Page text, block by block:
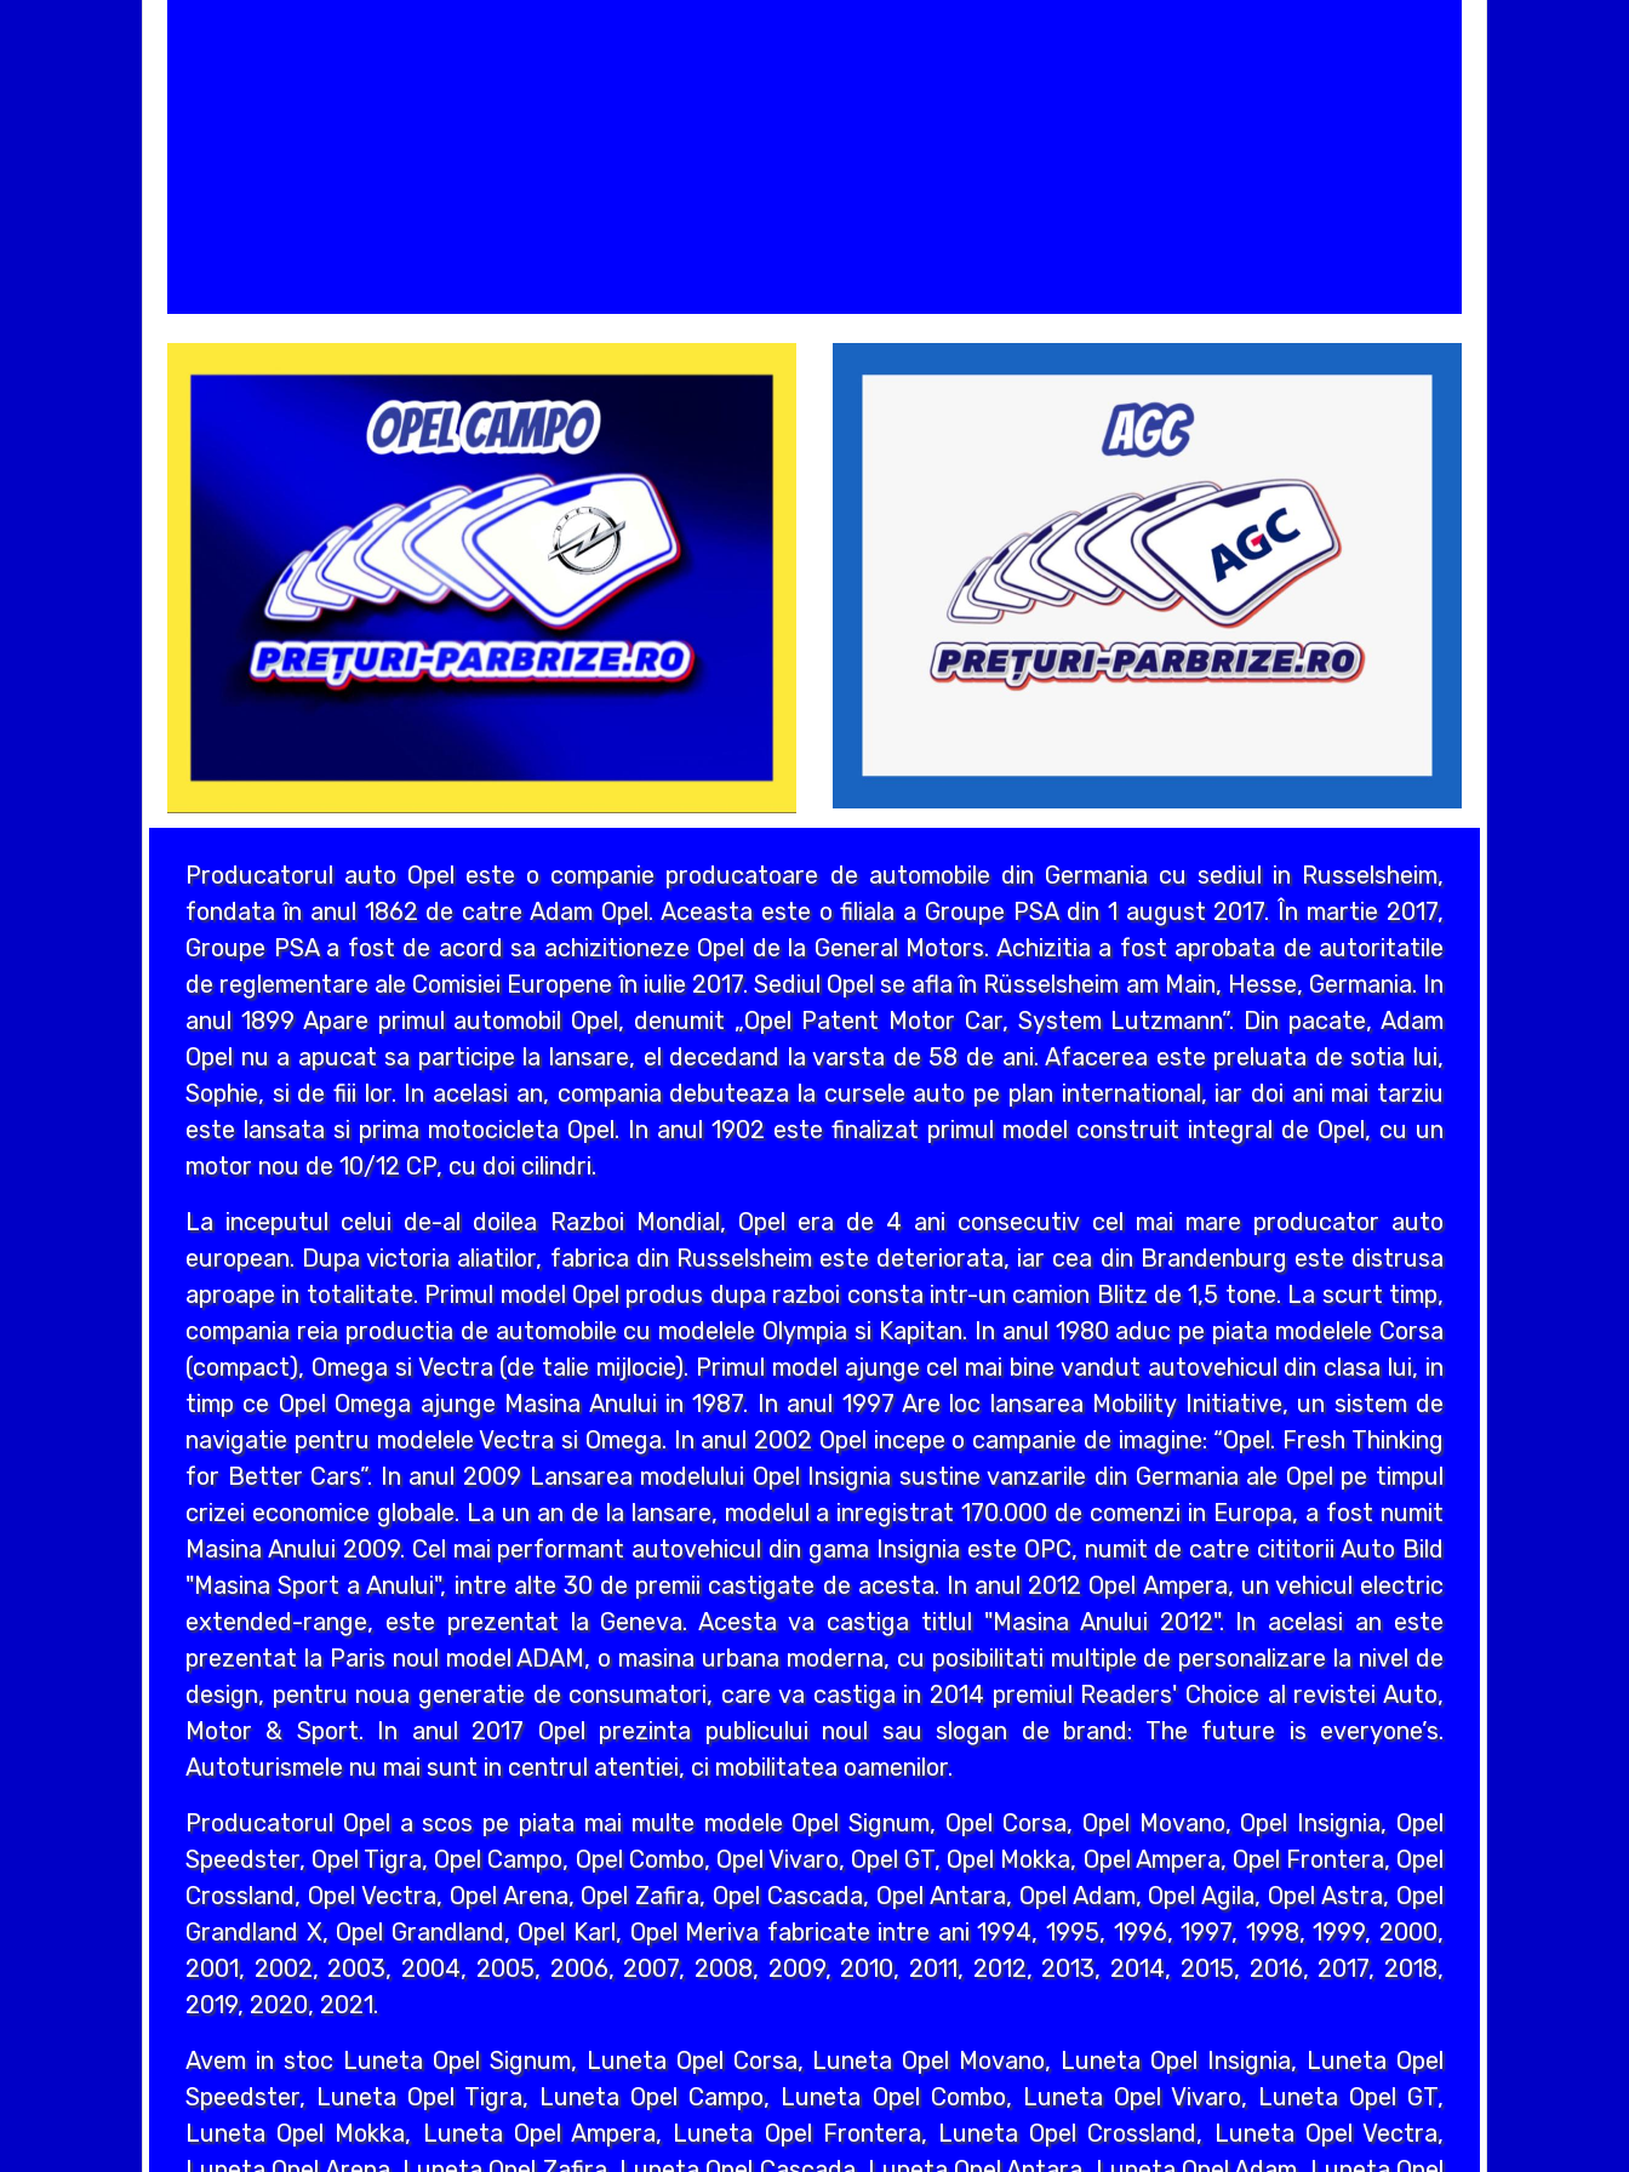
Producatorul auto Opel este o companie producatoare de automobile din Germania cu sediul in Russelsheim,
fondata în anul 1862 de catre Adam Opel. Aceasta este o filiala a Groupe PSA din 1 august 2017. În martie 2017,
Groupe PSA a fost de acord sa achizitioneze Opel de la General Motors. Achizitia a fost aprobata de autoritatile
de reglementare ale Comisiei Europene în iulie 2017. Sediul Opel se afla în Rüsselsheim am Main, Hesse, Germania. In
anul 1899 Apare primul automobil Opel, denumit „Opel Patent Motor Car, System Lutzmann”. Din pacate, Adam
Opel nu a apucat sa participe la lansare, el decedand la varsta de 58 de ani. Afacerea este preluata de sotia lui,
Sophie, si de fiii lor. In acelasi an, compania debuteaza la cursele auto pe plan international, iar doi ani mai tarziu
este lansata si prima motocicleta Opel. In anul 1902 este finalizat primul model construit integral de Opel, cu un
motor nou de 10/12 CP, cu doi cilindri.
La inceputul celui de-al doilea Razboi Mondial, Opel era de 4 ani consecutiv cel mai mare producator auto
european. Dupa victoria aliatilor, fabrica din Russelsheim este deteriorata, iar cea din Brandenburg este distrusa
aproape in totalitate. Primul model Opel produs dupa razboi consta intr-un camion Blitz de 1,5 tone. La scurt timp,
compania reia productia de automobile cu modelele Olympia si Kapitan. In anul 1980 aduc pe piata modelele Corsa
(compact), Omega si Vectra (de talie mijlocie). Primul model ajunge cel mai bine vandut autovehicul din clasa lui, in
timp ce Opel Omega ajunge Masina Anului in 1987. In anul 1997 Are loc lansarea Mobility Initiative, un sistem de
navigatie pentru modelele Vectra si Omega. In anul 2002 Opel incepe o campanie de imagine: “Opel. Fresh Thinking
for Better Cars”. In anul 2009 Lansarea modelului Opel Insignia sustine vanzarile din Germania ale Opel pe timpul
crizei economice globale. La un an de la lansare, modelul a inregistrat 170.000 de comenzi in Europa, a fost numit
Masina Anului 2009. Cel mai performant autovehicul din gama Insignia este OPC, numit de catre cititorii Auto Bild
"Masina Sport a Anului", intre alte 30 de premii castigate de acesta. In anul 2012 Opel Ampera, un vehicul electric
extended-range, este prezentat la Geneva. Acesta va castiga titlul "Masina Anului 2012". In acelasi an este
prezentat la Paris noul model ADAM, o masina urbana moderna, cu posibilitati multiple de personalizare la nivel de
design, pentru noua generatie de consumatori, care va castiga in 2014 premiul Readers' Choice al revistei Auto,
Motor & Sport. In anul 2017 Opel prezinta publicului noul sau slogan de brand: The future is everyone’s.
Autoturismele nu mai sunt in centrul atentiei, ci mobilitatea oamenilor.
Producatorul Opel a scos pe piata mai multe modele Opel Signum, Opel Corsa, Opel Movano, Opel Insignia, Opel
Speedster, Opel Tigra, Opel Campo, Opel Combo, Opel Vivaro, Opel GT, Opel Mokka, Opel Ampera, Opel Frontera, Opel
Crossland, Opel Vectra, Opel Arena, Opel Zafira, Opel Cascada, Opel Antara, Opel Adam, Opel Agila, Opel Astra, Opel
Grandland X, Opel Grandland, Opel Karl, Opel Meriva fabricate intre ani 1994, 1995, 1996, 1997, 1998, 1999, 2000,
2001, 2002, 2003, 2004, 2005, 2006, 2007, 2008, 2009, 2010, 2011, 2012, 2013, 2014, 2015, 2016, 2017, 2018,
2019, 2020, 2021.
Avem in stoc Luneta Opel Signum, Luneta Opel Corsa, Luneta Opel Movano, Luneta Opel Insignia, Luneta Opel
Speedster, Luneta Opel Tigra, Luneta Opel Campo, Luneta Opel Combo, Luneta Opel Vivaro, Luneta Opel GT,
Luneta Opel Mokka, Luneta Opel Ampera, Luneta Opel Frontera, Luneta Opel Crossland, Luneta Opel Vectra,